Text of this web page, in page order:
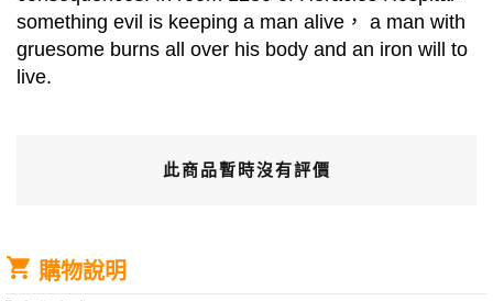
something evil is keeping a man alive， a man with
gruesome burns all over his body and an iron will to
live.
此商品暫時沒有評價
購物說明